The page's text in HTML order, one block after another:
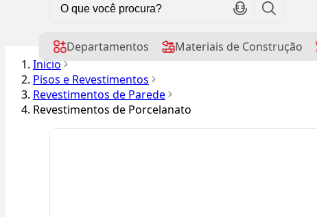
Departamentos Materiais de Construção
Início
Pisos e Revestimentos
Revestimentos de Parede
Revestimentos de Porcelanato